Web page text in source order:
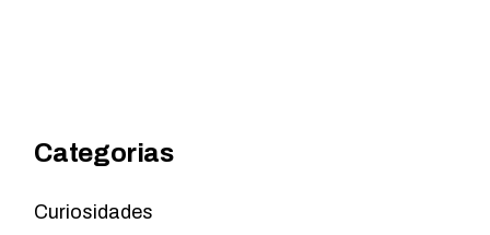
Categorias
Curiosidades
Marketing
Al compartir tus